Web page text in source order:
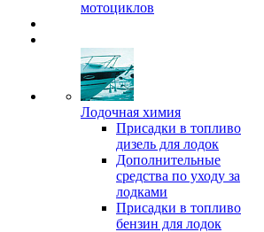
мотоциклов
Лодочная химия
Присадки в топливо
дизель для лодок
Дополнительные
средства по уходу за
лодками
Присадки в топливо
бензин для лодок